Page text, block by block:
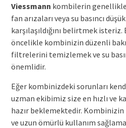
Viessmann kombilerin genellikle
fan arızaları veya su basıncı
karşılaşıldığını belirtmek
öncelikle kombinizin düzenli
filtrelerini temizlemek ve su
önemlidir.
Eğer kombinizdeki sorunları
uzman ekibimiz size en hızlı ve
hazır beklemektedir.
ve uzun ömürlü kullanım